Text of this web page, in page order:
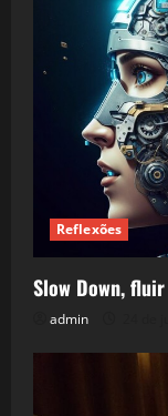
Reflexões
Slow Down,
admin